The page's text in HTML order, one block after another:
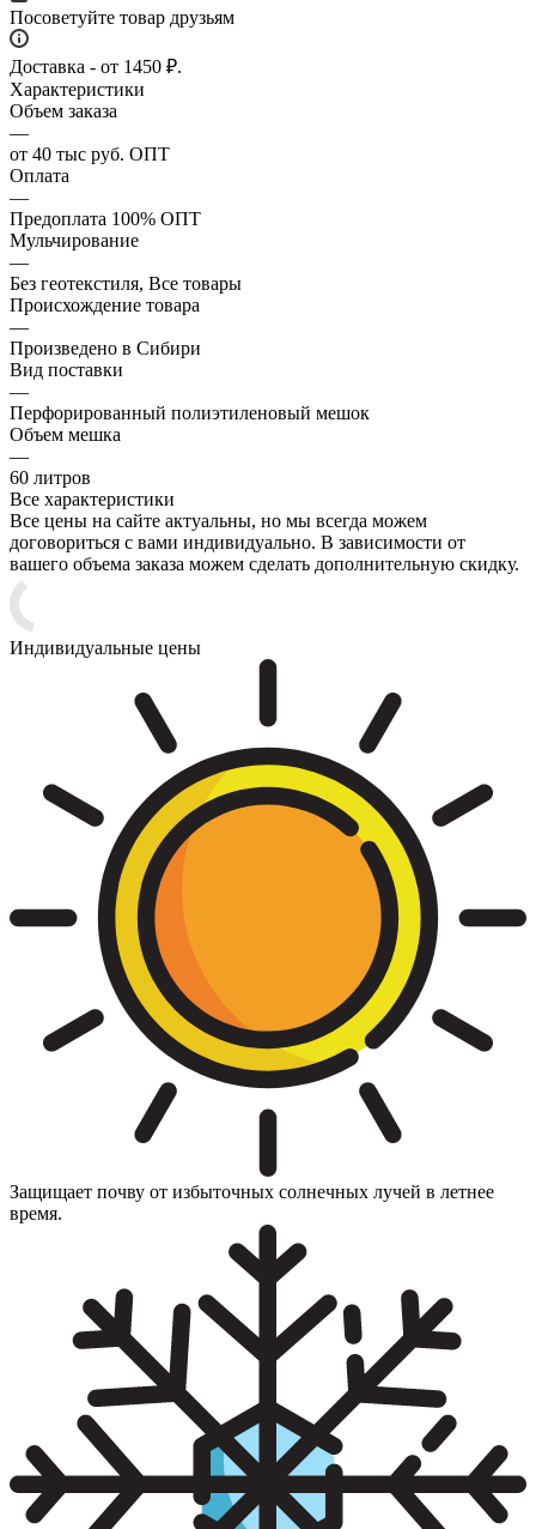
Посоветуйте товар друзьям
Доставка - от 1450 ₽.
Характеристики
Объем заказа
—
от 40 тыс руб. ОПТ
Оплата
—
Предоплата 100% ОПТ
Мульчирование
—
Без геотекстиля, Все товары
Происхождение товара
—
Произведено в Сибири
Вид поставки
—
Перфорированный полиэтиленовый мешок
Объем мешка
—
60 литров
Все характеристики
Все цены на сайте актуальны, но мы всегда можем
договориться с вами индивидуально. В зависимости от
вашего объема заказа можем сделать дополнительную скидку.
Индивидуальные цены
Защищает почву от избыточных солнечных лучей в летнее
время.